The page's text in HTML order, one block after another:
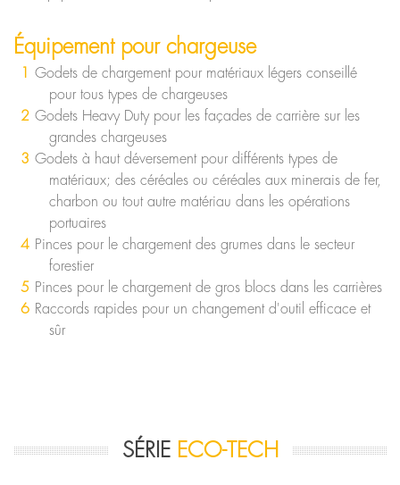
Équipement pour chargeuse
Godets de chargement pour matériaux légers conseillé
pour tous types de chargeuses
Godets Heavy Duty pour les façades de carrière sur les
grandes chargeuses
Godets à haut déversement pour différents types de
matériaux; des céréales ou céréales aux minerais de fer,
charbon ou tout autre matériau dans les opérations
portuaires
Pinces pour le chargement des grumes dans le secteur
forestier
Pinces pour le chargement de gros blocs dans les carrières
Raccords rapides pour un changement d'outil efficace et
sûr
SÉRIE ECO-TECH